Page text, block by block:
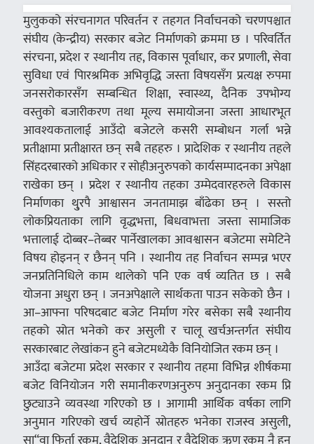
मुलुकको संरचनागत परिवर्तन र तहगत निर्वाचनको चरणपश्चात
संघीय (केन्द्रीय) सरकार बजेट निर्माणको क्रममा छ । परिवर्तित
संरचना, प्रदेश र स्थानीय तह, विकास पूर्वाधार, कर प्रणाली, सेवा
सुविधा एवं पािरश्रमिक अभिवृद्धि जस्ता विषयसँग प्रत्यक्ष रुपमा
जनसरोकारसँग सम्बन्धित शिक्षा, स्वास्थ्य, दैनिक उपभोग्य
वस्तुको बजारीकरण तथा मूल्य समायोजना जस्ता आधारभूत
आवश्यकतालाई आउँदो बजेटले कसरी सम्बोधन गर्ला भन्ने
प्रतीक्षामा प्रतीक्षारत छन् सबै तहहरु । प्रादेशिक र स्थानीय तहले
सिंहदरबारको अधिकार र सोहीअनुरुपको कार्यसम्पादनका अपेक्षा
राखेका छन् । प्रदेश र स्थानीय तहका उम्मेदवारहरुले विकास
निर्माणका थु्रपै आश्वासन जनतामाझ बाँढेका छन् । सस्तो
लोकप्रियताका लागि वृद्धभत्ता, बिधवाभत्ता जस्ता सामाजिक
भत्तालाई दोब्बर–तेब्बर पार्नेखालका आवश्वासन बजेटमा समेटिने
विषय होइनन् र छैनन् पनि । स्थानीय तह निर्वाचन सम्पन्न भएर
जनप्रतिनिधिले काम थालेको पनि एक वर्ष व्यतित छ । सबै
योजना अधुरा छन् । जनअपेक्षाले सार्थकता पाउन सकेको छैन ।
आ–आफ्ना परिषदबाट बजेट निर्माण गरेर बसेका सबै स्थानीय
तहको स्रोत भनेको कर असुली र चालू खर्चअन्तर्गत संघीय
सरकारबाट लेखांकन हुने बजेटमध्येकै विनियोजित रकम छन् ।
आउँदा बजेटमा प्रदेश सरकार र स्थानीय तहमा विभिन्न शीर्षकमा
बजेट विनियोजन गरी समानीकरणअनुरुप अनुदानका रकम प्नि
छुट्याउने व्यवस्था गरिएको छ । आगामी आर्थिक वर्षका लागि
अनुमान गरिएको खर्च व्यहोर्ने स्रोतहरु भनेका राजस्व असुली,